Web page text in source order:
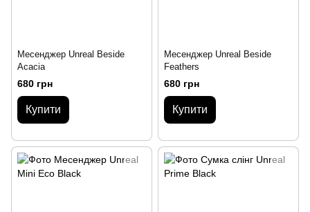
Месенджер Unreal Beside
Acacia
680 грн
Купити
Месенджер Unreal Beside
Feathers
680 грн
Купити